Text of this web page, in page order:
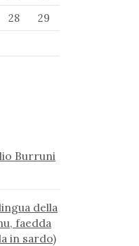
28
29
Burruni
della
faedda
in sardo)